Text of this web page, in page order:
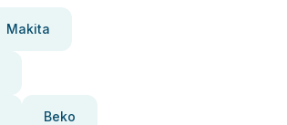
Makita
Beko